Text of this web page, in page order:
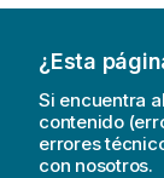
¿Esta
Si encuentra
contenido
errores
con nosotros.